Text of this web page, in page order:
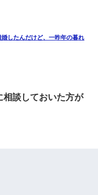
したんだけど、一昨年の暮れ
相談しておいた方が